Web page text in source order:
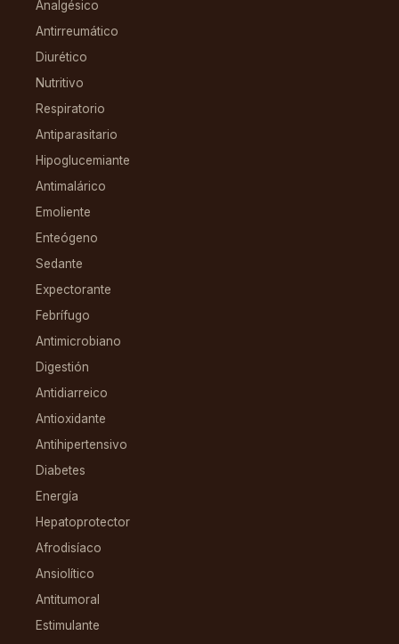
Analgésico
Antirreumático
Diurético
Nutritivo
Respiratorio
Antiparasitario
Hipoglucemiante
Antimalárico
Emoliente
Enteógeno
Sedante
Expectorante
Febrífugo
Antimicrobiano
Digestión
Antidiarreico
Antioxidante
Antihipertensivo
Diabetes
Energía
Hepatoprotector
Afrodisíaco
Ansiolítico
Antitumoral
Estimulante